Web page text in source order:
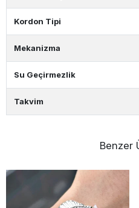
Kordon Tipi
Mekanizma
Su Geçirmezlik
Takvim
Benzer